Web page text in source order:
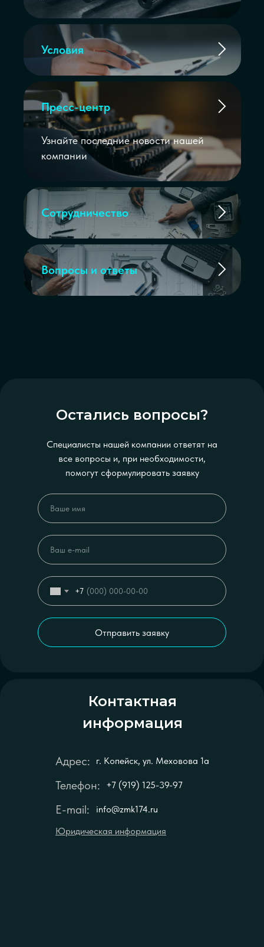
Условия
Пресс-центр
Узнайте последние новости нашей
компании
Сотрудничество
Вопросы и ответы
Адрес: г. Копейск, ул. Меховова 1а
Юридическая информация
E-mail: info@zmk174.ru
Телефон: +7 (919) 125-39-97
Контактная
информация
Специалисты нашей компании ответят на
все вопросы и, при необходимости,
помогут сформулировать заявку
Остались вопросы?
+7
Отправить заявку